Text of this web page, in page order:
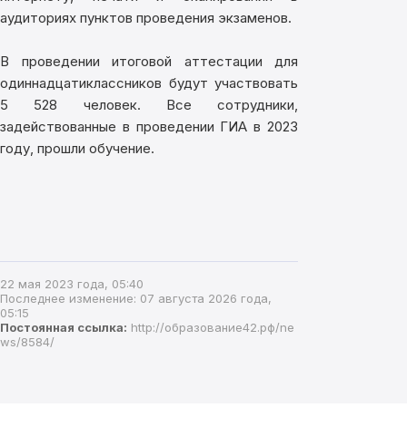
аудиториях пунктов проведения экзаменов.
В проведении итоговой аттестации для
одиннадцатиклассников будут участвовать
5 528 человек. Все сотрудники,
задействованные в проведении ГИА в 2023
году, прошли обучение.
22 мая 2023 года, 05:40
Последнее изменение: 07 августа 2026 года,
05:15
Постоянная ссылка: http://образование42.рф/ne
ws/8584/